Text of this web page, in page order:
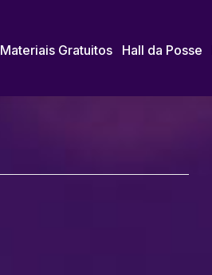
Materiais Gratuitos Hall da Posse